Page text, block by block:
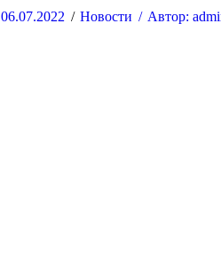
06.07.2022
Новости Автор: